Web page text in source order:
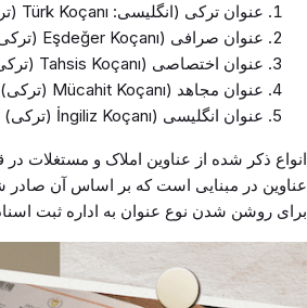
عنوان ترکی (انگلیسی: Türk Koçanı (ترکی)
عنوان صرافی (Eşdeğer Koçanı (ترکی)
عنوان اختصاصی (Tahsis Koçanı (ترکی)
عنوان مجاهد (Mücahit Koçanı (ترکی)
عنوان انگلیسی (İngiliz Koçanı (ترکی)
انواع ذکر شده از عناوین املاک و مستغلات
عناوین در مبنایی است که بر اساس آن صادر
برای روشن شدن نوع عنوان به اداره ثبت